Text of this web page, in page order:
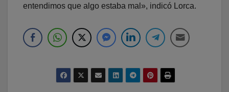
entendimos que algo estaba mal», indicó Lorca.